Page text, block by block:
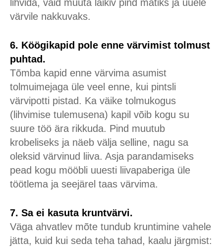
lihvida, vaid muuta läikiv pind matiks ja uuele
värvile nakkuvaks.
6. Köögikapid pole enne värvimist tolmust
puhtad.
Tõmba kapid enne värvima asumist
tolmuimejaga üle veel enne, kui pintsli
värvipotti pistad. Ka väike tolmukogus
(lihvimise tulemusena) kapil võib kogu su
suure töö ära rikkuda. Pind muutub
krobeliseks ja näeb välja selline, nagu sa
oleksid värvinud liiva. Asja parandamiseks
pead kogu mööbli uuesti liivapaberiga üle
töötlema ja seejärel taas värvima.
7. Sa ei kasuta kruntvärvi.
Väga ahvatlev mõte tundub kruntimine vahele
jätta, kuid kui seda teha tahad, kaalu järgmist: